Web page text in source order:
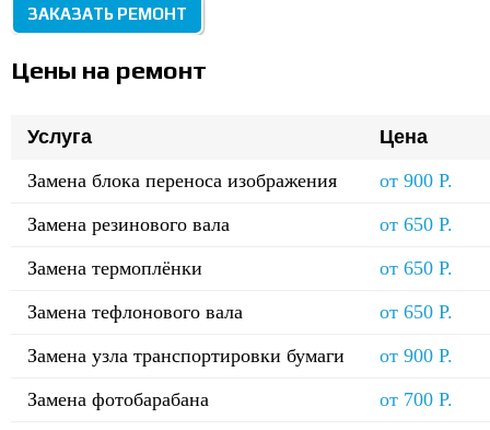
ЗАКАЗАТЬ РЕМОНТ
Цены на ремонт
Услуга
Цена
Замена блока переноса изображения
от 900 Р.
Замена резинового вала
от 650 Р.
Замена термоплёнки
от 650 Р.
Замена тефлонового вала
от 650 Р.
Замена узла транспортировки бумаги
от 900 Р.
Замена фотобарабана
от 700 Р.